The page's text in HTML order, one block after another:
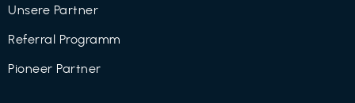
Unsere Partner
Referral Programm
Pioneer Partner